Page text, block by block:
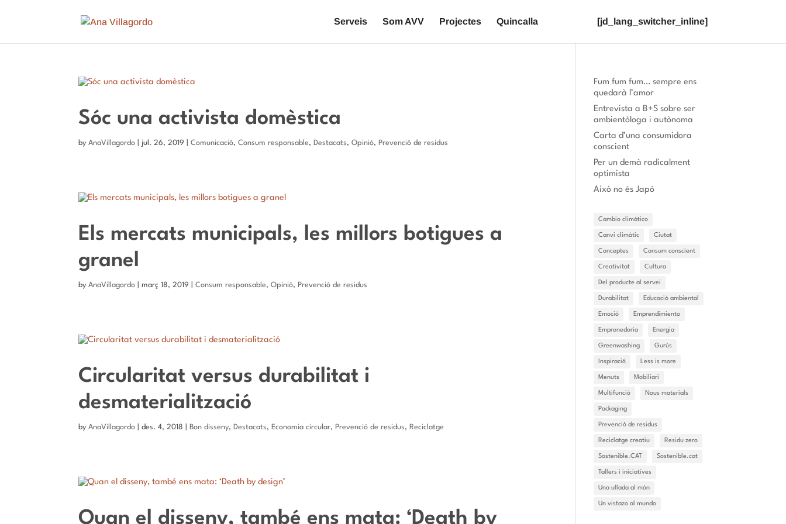
Serveis Som AVV Projectes Quincalla [jd_lang_switcher_inline]
Sóc una activista domèstica
byAnaVillagordo jul. 26, 2019 |Comunicació,Consum responsable, Destacats,Opinió, Prevenció de residus
Els mercats municipals, les millors botigues a
granel
byAnaVillagordo |març 18, 2019 |Consum responsable,Opinió, Prevenció de residus
Circularitat versus durabilitat i
desmaterialització
byAnaVillagordo |des. 4, 2018 Bon disseny, Destacats, Economia circular, Prevenció de residus, Reciclatge
Quan el disseny, també ens mata: ‘Death by
Fum fum fum… sempre ens
quedarà l’amor
Entrevista a B+S sobre ser
ambientòloga i autònoma
Carta d’una consumidora
conscient
Per un demà radicalment
optimista
Això no és Japó
Cambio climático
Canvi climàtic Ciutat
Conceptes Consum conscient
Creativitat Cultura
Del producte al servei
Durabilitat Educació ambiental
Emoció Emprendimiento
Emprenedoria Energia
Greenwashing Gurús
Inspiració Less is more
Menuts Mobiliari
Multifunció Nous materials
Packaging
Prevenció de residus
Reciclatge creatiu Residu zero
Sostenible.CAT Sostenible.cat
Tallers i iniciatives
Una ullada al món
Un vistazo al mundo